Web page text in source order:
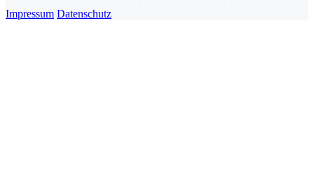
Impressum Datenschutz